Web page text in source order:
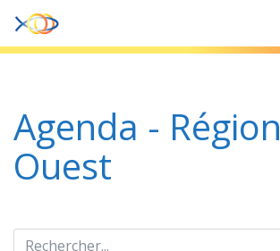
Accueil
Agenda - Région
Ouest